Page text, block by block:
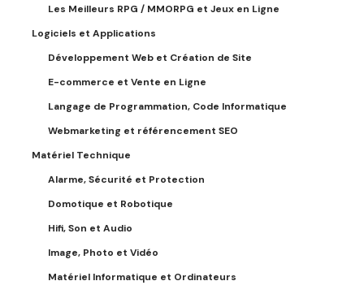
Les Meilleurs RPG / MMORPG et Jeux en Ligne
Logiciels et Applications
Développement Web et Création de Site
E-commerce et Vente en Ligne
Langage de Programmation, Code Informatique
Webmarketing et référencement SEO
Matériel Technique
Alarme, Sécurité et Protection
Domotique et Robotique
Hifi, Son et Audio
Image, Photo et Vidéo
Matériel Informatique et Ordinateurs